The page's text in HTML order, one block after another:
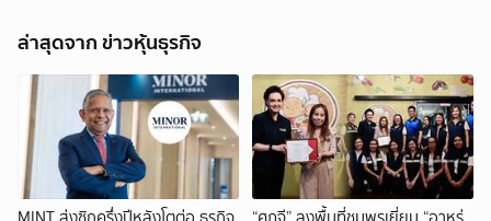
ล่าสุดจาก ข่าวหุ้นธุรกิจ
ยกเลิก